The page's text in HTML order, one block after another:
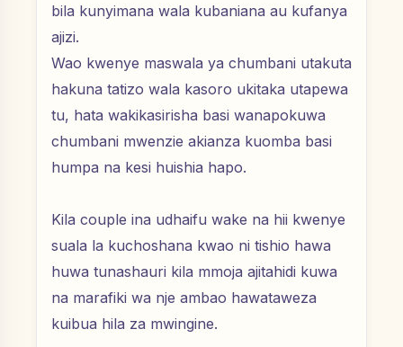
bila kunyimana wala kubaniana au kufanya
ajizi.
Wao kwenye maswala ya chumbani utakuta
hakuna tatizo wala kasoro ukitaka utapewa
tu, hata wakikasirisha basi wanapokuwa
chumbani mwenzie akianza kuomba basi
humpa na kesi huishia hapo.
Kila couple ina udhaifu wake na hii kwenye
suala la kuchoshana kwao ni tishio hawa
huwa tunashauri kila mmoja ajitahidi kuwa
na marafiki wa nje ambao hawataweza
kuibua hila za mwingine.